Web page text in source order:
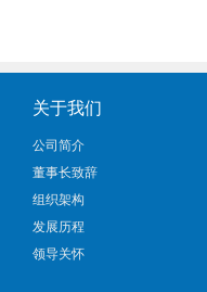
关于我们
公司简介
董事长致辞
组织架构
发展历程
领导关怀